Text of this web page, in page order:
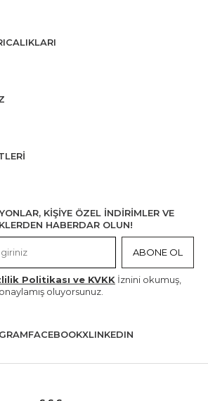
KİŞİYE ÖZEL İNDİRİMLER VE
HABERDAR OLUN!
ABONE OL
Politikası ve KVKK İznini okumuş,
onaylamış oluyorsunuz.
FACEBOOKXLINKEDIN